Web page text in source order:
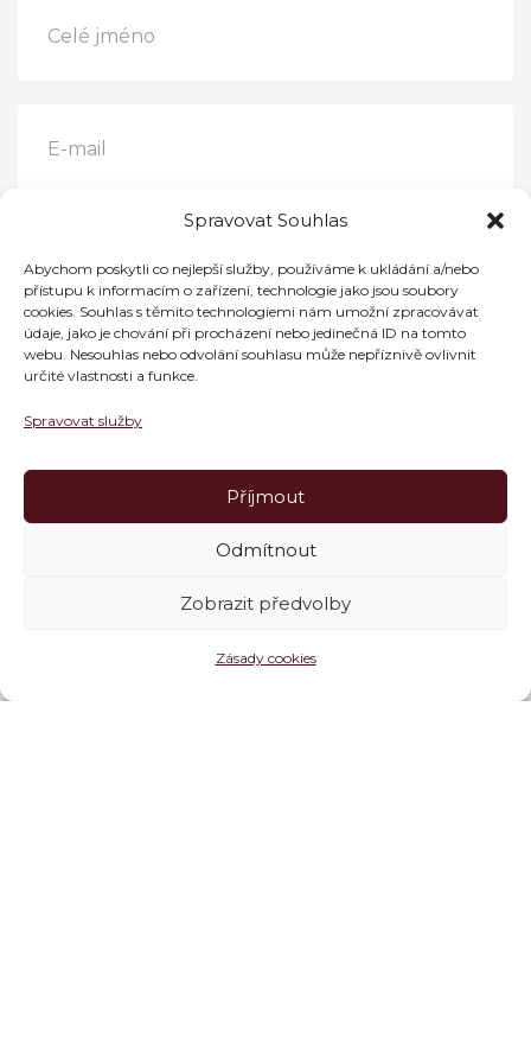
Spravovat Souhlas
Abychom poskytli co nejlepší služby, používáme k ukládání a/nebo
přístupu k informacím o zařízení, technologie jako jsou soubory
cookies. Souhlas s těmito technologiemi nám umožní zpracovávat
údaje, jako je chování při procházení nebo jedinečná ID na tomto
webu. Nesouhlas nebo odvolání souhlasu může nepříznivě ovlivnit
určité vlastnosti a funkce.
Spravovat služby
Příjmout
Odmítnout
Zobrazit předvolby
Zásady cookies